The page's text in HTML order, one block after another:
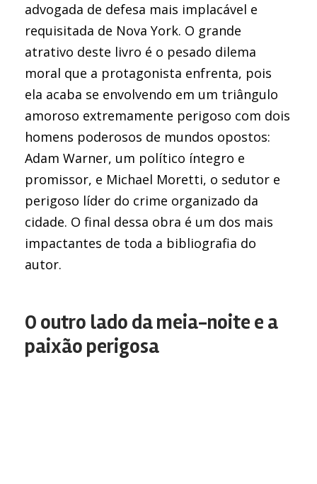
advogada de defesa mais implacável e
requisitada de Nova York. O grande
atrativo deste livro é o pesado dilema
moral que a protagonista enfrenta, pois
ela acaba se envolvendo em um triângulo
amoroso extremamente perigoso com dois
homens poderosos de mundos opostos:
Adam Warner, um político íntegro e
promissor, e Michael Moretti, o sedutor e
perigoso líder do crime organizado da
cidade. O final dessa obra é um dos mais
impactantes de toda a bibliografia do
autor.
O outro lado da meia-noite e a
paixão perigosa